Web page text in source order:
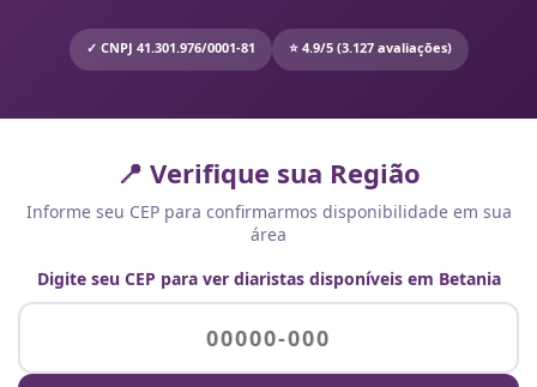
✓ CNPJ 41.301.976/0001-81 ⭐ 4.9/5 (3.127 avaliações)
📍 Verifique sua Região
Informe seu CEP para confirmarmos disponibilidade em sua
área
Digite seu CEP para ver diaristas disponíveis em Betania